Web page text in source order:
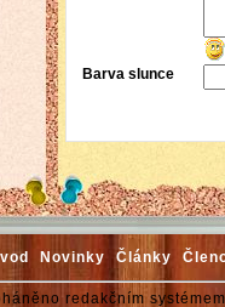
Barva slunce
Novinky Články
redakčním